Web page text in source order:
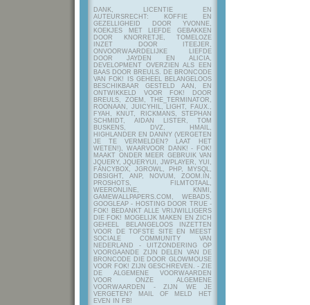
DANK, LICENTIE EN
AUTEURSRECHT: KOFFIE EN
GEZELLIGHEID DOOR YVONNE,
KOEKJES MET LIEFDE GEBAKKEN
DOOR KNORRETJE, TOMELOZE
INZET DOOR ITEEJER,
ONVOORWAARDELIJKE LIEFDE
DOOR JAYDEN EN ALICIA,
DEVELOPMENT OVERZIEN ALS EEN
BAAS DOOR BREULS. DE BRONCODE
VAN FOK! IS GEHEEL BELANGELOOS
BESCHIKBAAR GESTELD AAN, EN
ONTWIKKELD VOOR FOK! DOOR
BREULS, ZOEM, THE_TERMINATOR,
ROONAAN, JUICYHIL, LIGHT, FAUX.,
FYAH, KNUT, RICKMANS, STEPHAN
SCHMIDT, AIDAN LISTER, TOM
BUSKENS, DVZ, HMAIL,
HIGHLANDER EN DANNY (VERGETEN
JE TE VERMELDEN? LAAT HET
WETEN!), WAARVOOR DANK! - FOK!
MAAKT ONDER MEER GEBRUIK VAN
JQUERY, JQUERYUI, JWPLAYER, YUI,
FANCYBOX, JGROWL, PHP, MYSQL,
DBSIGHT, ANP, NOVUM, ZOOM.IN,
PROSHOTS, FILMTOTAAL,
WEERONLINE, KNMI,
GAMEWALLPAPERS.COM, WEBADS,
GOOGLEAP - HOSTING DOOR TRUE -
FOK! BEDANKT ALLE VRIJWILLIGERS
DIE FOK! MOGELIJK MAKEN EN ZICH
GEHEEL BELANGELOOS INZETTEN
VOOR DE TOFSTE SITE EN MEEST
SOCIALE COMMUNITY VAN
NEDERLAND - UITZONDERING OP
VOORGAANDE ZIJN DELEN VAN DE
BRONCODE DIE DOOR GLOWMOUSE
VOOR FOK! ZIJN GESCHREVEN. - ZIE
DE ALGEMENE VOORWAARDEN
VOOR ONZE ALGEMENE
VOORWAARDEN - ZIJN WE JE
VERGETEN? MAIL OF MELD HET
EVEN IN FB!